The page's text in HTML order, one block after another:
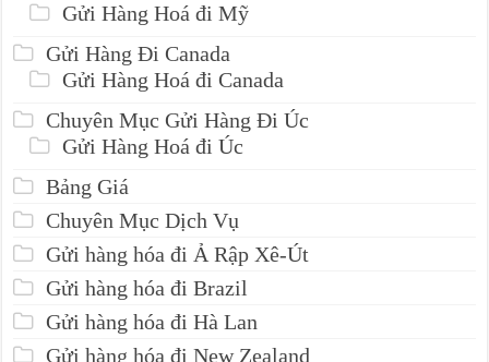
Gửi Hàng Hoá đi Mỹ
Gửi Hàng Đi Canada
Gửi Hàng Hoá đi Canada
Chuyên Mục Gửi Hàng Đi Úc
Gửi Hàng Hoá đi Úc
Bảng Giá
Chuyên Mục Dịch Vụ
Gửi hàng hóa đi Ả Rập Xê-Út
Gửi hàng hóa đi Brazil
Gửi hàng hóa đi Hà Lan
Gửi hàng hóa đi New Zealand